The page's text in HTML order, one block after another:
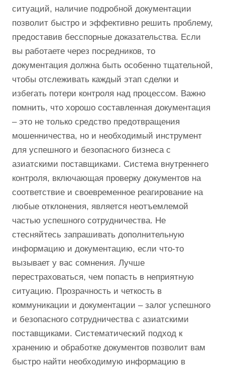
ситуаций, наличие подробной документации
позволит быстро и эффективно решить проблему,
предоставив бесспорные доказательства. Если
вы работаете через посредников, то
документация должна быть особенно тщательной,
чтобы отслеживать каждый этап сделки и
избегать потери контроля над процессом. Важно
помнить, что хорошо составленная документация
– это не только средство предотвращения
мошенничества, но и необходимый инструмент
для успешного и безопасного бизнеса с
азиатскими поставщиками. Система внутреннего
контроля, включающая проверку документов на
соответствие и своевременное реагирование на
любые отклонения, является неотъемлемой
частью успешного сотрудничества. Не
стесняйтесь запрашивать дополнительную
информацию и документацию, если что-то
вызывает у вас сомнения. Лучше
перестраховаться, чем попасть в неприятную
ситуацию. Прозрачность и четкость в
коммуникации и документации – залог успешного
и безопасного сотрудничества с азиатскими
поставщиками. Систематический подход к
хранению и обработке документов позволит вам
быстро найти необходимую информацию в